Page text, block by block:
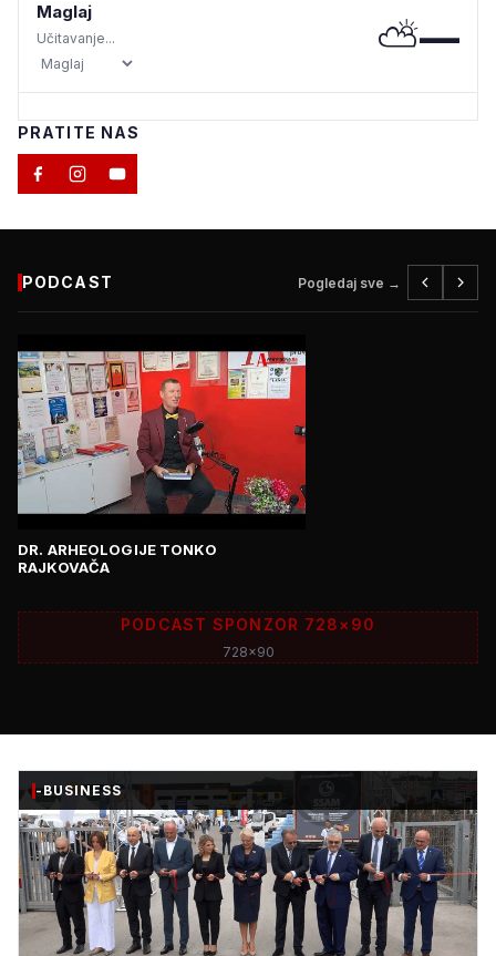
Maglaj
Učitavanje... ⛅—
PRATITE NAS
PODCAST Pogledaj sve →
DR. ARHEOLOGIJE TONKO
RAJKOVAČA
PODCAST SPONZOR 728×90
728x90
-BUSINESS